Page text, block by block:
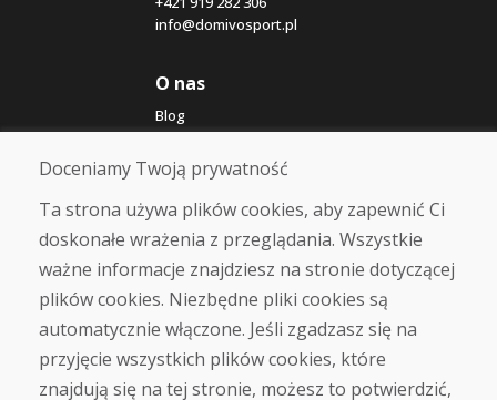
info@domivosport.pl
O nas
Blog
O nas
Sklep
Kontakt
Zakup
Sklep internetowy
Warunki handlowe
Transport
Zapłata
Skarga
Zwrot i wymiana towaru
Doceniamy Twoją prywatność
Ta strona używa plików cookies, aby zapewnić Ci
doskonałe wrażenia z przeglądania. Wszystkie
ważne informacje znajdziesz na stronie dotyczącej
plików cookies. Niezbędne pliki cookies są
automatycznie włączone. Jeśli zgadzasz się na
przyjęcie wszystkich plików cookies, które
znajdują się na tej stronie, możesz to potwierdzić,